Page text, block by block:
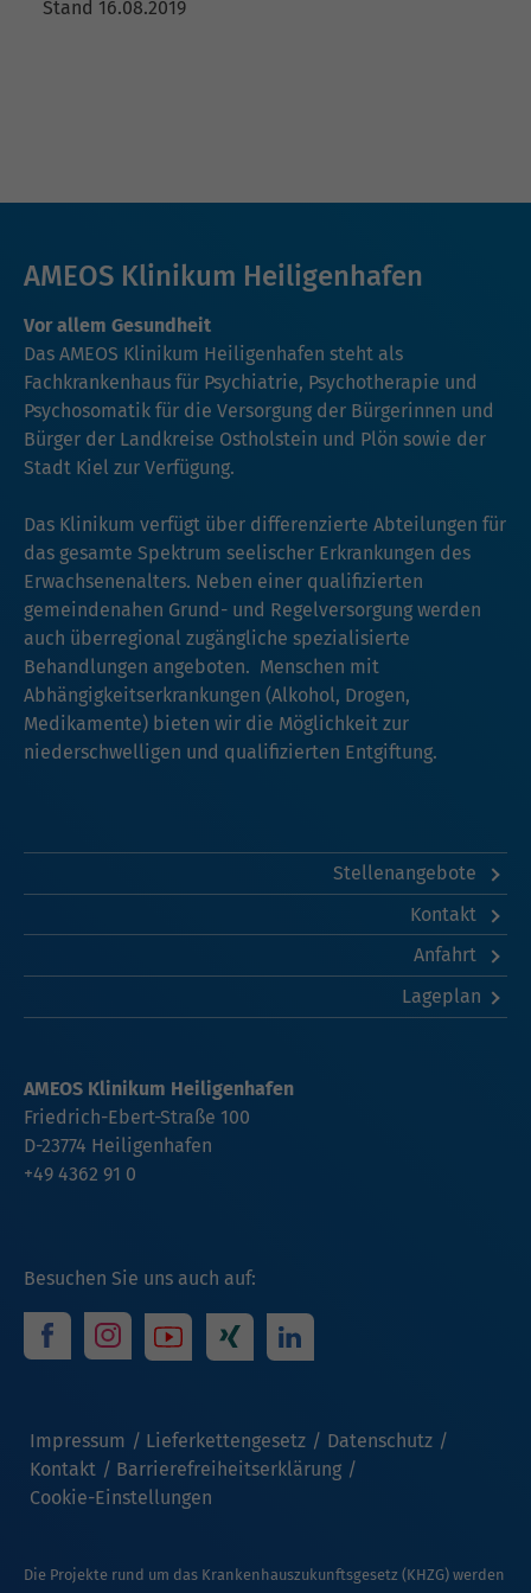
Stand 16.08.2019
AMEOS Klinikum Heiligenhafen
Vor allem Gesundheit
Das AMEOS Klinikum Heiligenhafen steht als
Fachkrankenhaus für Psychiatrie, Psychotherapie und
Psychosomatik für die Versorgung der Bürgerinnen und
Bürger der Landkreise Ostholstein und Plön sowie der
Stadt Kiel zur Verfügung.
Das Klinikum verfügt über differenzierte Abteilungen für
das gesamte Spektrum seelischer Erkrankungen des
Erwachsenenalters. Neben einer qualifizierten
gemeindenahen Grund- und Regelversorgung werden
auch überregional zugängliche spezialisierte
Behandlungen angeboten. Menschen mit
Abhängigkeitserkrankungen (Alkohol, Drogen,
Medikamente) bieten wir die Möglichkeit zur
niederschwelligen und qualifizierten Entgiftung.
Stellenangebote
Kontakt
Anfahrt
Lageplan
Besuchen Sie uns auch auf:
Impressum Lieferkettengesetz
Datenschutz
Kontakt
Barrierefreiheitserklärung
Cookie-Einstellungen
AMEOS Klinikum Heiligenhafen
Friedrich-Ebert-Straße 100
D-23774 Heiligenhafen
+49 4362 91 0
Die Projekte rund um das Krankenhauszukunftsgesetz (KHZG) werden